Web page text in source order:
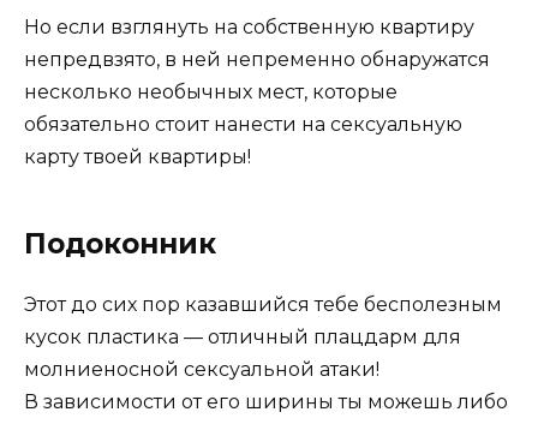
Но если взглянуть на собственную квартиру
непредвзято, в ней непременно обнаружатся
несколько необычных мест, которые
обязательно стоит нанести на сексуальную
карту твоей квартиры!
Подоконник
Этот до сих пор казавшийся тебе бесполезным
кусок пластика — отличный плацдарм для
молниеносной сексуальной атаки!
В зависимости от его ширины ты можешь либо